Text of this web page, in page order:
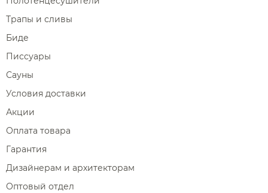
Трапы и сливы
Биде
Писсуары
Сауны
Условия доставки
Акции
Оплата товара
Гарантия
Дизайнерам и архитекторам
Оптовый отдел